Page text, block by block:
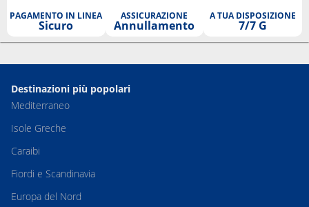
PAGAMENTO IN LINEA
Sicuro
ASSICURAZIONE
Annullamento
A TUA DISPOSIZIONE
7/7 G
Destinazioni più popolari
Mediterraneo
Isole Greche
Caraibi
Fiordi e Scandinavia
Europa del Nord